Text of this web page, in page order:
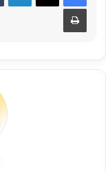
طباعة